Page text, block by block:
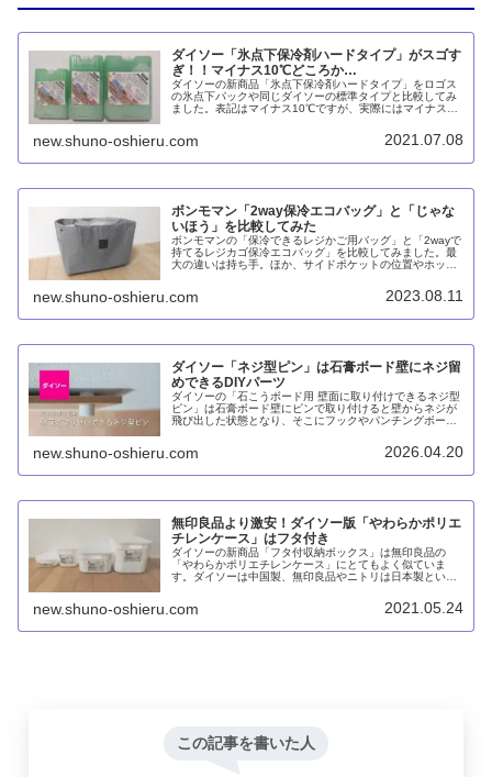
ダイソー「氷点下保冷剤ハードタイプ」がスゴす
ぎ！！マイナス10℃どころか…
ダイソーの新商品「氷点下保冷剤ハードタイプ」をロゴス
の氷点下パックや同じダイソーの標準タイプと比較してみ
ました。表記はマイナス10℃ですが、実際にはマイナス
難しいですが、アイスクリームを運ぶ際は氷点下タイプの
ほうが良いように思います。
new.shuno-oshieru.com 2021.07.08
ボンモマン「2way保冷エコバッグ」と「じゃな
いほう」を比較してみた
ボンモマンの「保冷できるレジかご用バッグ」と「2wayで
持てるレジカゴ保冷エコバッグ」を比較してみました。最
大の違いは持ち手。ほか、サイドポケットの位置やホック
new.shuno-oshieru.com 2023.08.11
ダイソー「ネジ型ピン」は石膏ボード壁にネジ留
めできるDIYパーツ
ダイソーの「石こうボード用 壁面に取り付けできるネジ型
ピン」は石膏ボード壁にピンで取り付けると壁からネジが
飛び出した状態となり、そこにフックやパンチングボード
ツです。八幡ねじの「金具用石こうピンLONG」と比較す
ると信頼性に欠けるものの、コスパが高いことが魅力で
new.shuno-oshieru.com 2026.04.20
無印良品より激安！ダイソー版「やわらかポリエ
チレンケース」はフタ付き
ダイソーの新商品「フタ付収納ボックス」は無印良品の
「やわらかポリエチレンケース」にとてもよく似ていま
す。ダイソーは中国製、無印良品やニトリは日本製という
new.shuno-oshieru.com 2021.05.24
この記事を書いた人